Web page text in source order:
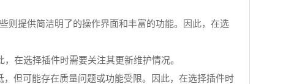
则提供简洁明了的操作界面和丰富的功能。因此，在选
在选择插件时需要关注其更新维护情况。
但可能存在质量问题或功能受限。因此，在选择插件时